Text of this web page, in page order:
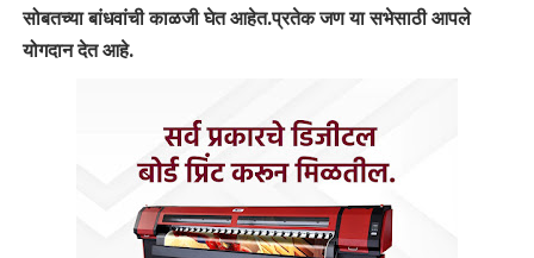
सोबतच्या बांधवांची काळजी घेत आहेत.प्रतेक जण या सभेसाठी आपले
योगदान देत आहे.